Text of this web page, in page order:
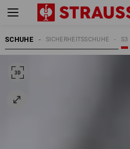
SCHUHE S3
SICHERHEITSSCHUHE